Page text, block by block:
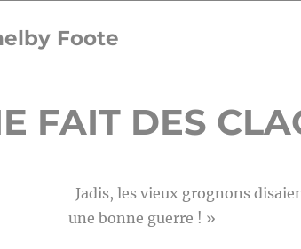
Foote
FAIT DES
Jadis, les vieux grognons
une bonne guerre ! »